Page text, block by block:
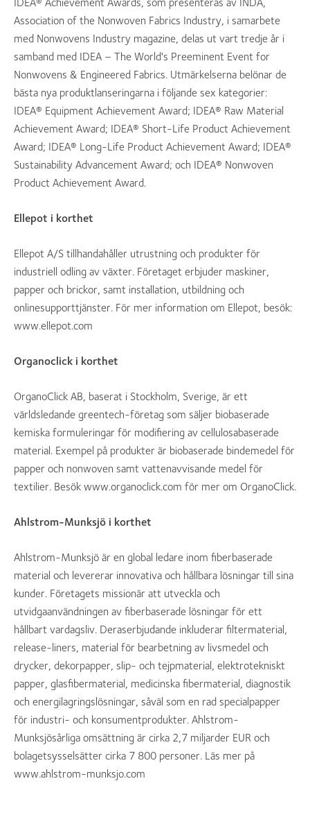
Association of the Nonwoven Fabrics Industry, i samarbete
med Nonwovens Industry magazine, delas ut vart tredje år i
samband med IDEA – The World's Preeminent Event for
Nonwovens & Engineered Fabrics. Utmärkelserna belönar de
bästa nya produktlanseringarna i följande sex kategorier:
IDEA® Equipment Achievement Award; IDEA® Raw Material
Achievement Award; IDEA® Short-Life Product Achievement
Award; IDEA® Long-Life Product Achievement Award; IDEA®
Sustainability Advancement Award; och IDEA® Nonwoven
Product Achievement Award.
Ellepot i korthet
Ellepot A/S tillhandahåller utrustning och produkter för
industriell odling av växter. Företaget erbjuder maskiner,
papper och brickor, samt installation, utbildning och
onlinesupporttjänster. För mer information om Ellepot, besök:
www.ellepot.com
Organoclick i korthet
OrganoClick AB, baserat i Stockholm, Sverige, är ett
världsledande greentech-företag som säljer biobaserade
kemiska formuleringar för modifiering av cellulosabaserade
material. Exempel på produkter är biobaserade bindemedel för
papper och nonwoven samt vattenavvisande medel för
textilier. Besök www.organoclick.com för mer om OrganoClick.
Ahlstrom-Munksjö i korthet
Ahlstrom-Munksjö är en global ledare inom fiberbaserade
material och levererar innovativa och hållbara lösningar till sina
kunder. Företagets missionär att utveckla och
utvidgaanvändningen av fiberbaserade lösningar för ett
hållbart vardagsliv. Deraserbjudande inkluderar filtermaterial,
release-liners, material för bearbetning av livsmedel och
drycker, dekorpapper, slip- och tejpmaterial, elektrotekniskt
papper, glasfibermaterial, medicinska fibermaterial, diagnostik
och energilagringslösningar, såväl som en rad specialpapper
för industri- och konsumentprodukter. Ahlstrom-
Munksjösårliga omsättning är cirka 2,7 miljarder EUR och
bolagetsysselsätter cirka 7 800 personer. Läs mer på
www.ahlstrom-munksjo.com